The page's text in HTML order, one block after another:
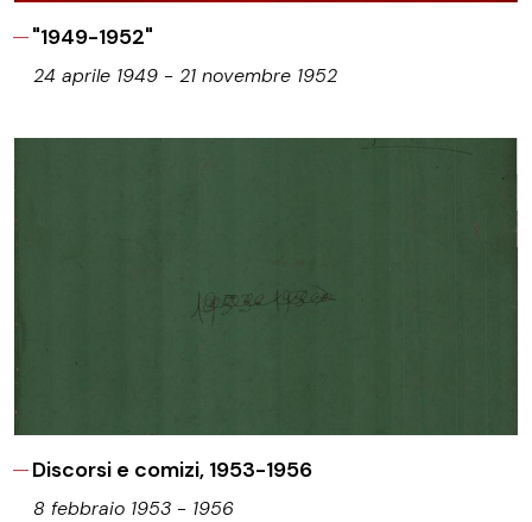
"1949-1952"
24 aprile 1949 - 21 novembre 1952
Discorsi e comizi, 1953-1956
8 febbraio 1953 - 1956